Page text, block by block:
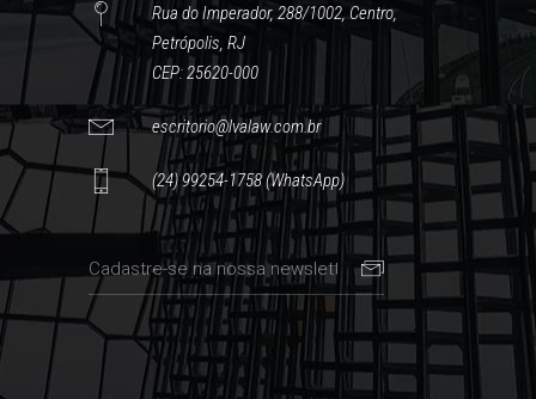
Rua do Imperador, 288/1002, Centro,
Petrópolis, RJ
CEP: 25620-000
escritorio@lvalaw.com.br
(24) 99254-1758 (WhatsApp)